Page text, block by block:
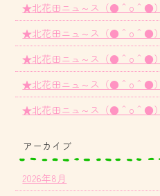
★北花田ニュ～ス（●＾o＾●）
★北花田ニュ～ス（●＾o＾●）
★北花田ニュ～ス（●＾o＾●）
★北花田ニュ～ス（●＾o＾●）
★北花田ニュ～ス（●＾o＾●）
アーカイブ
2026年8月